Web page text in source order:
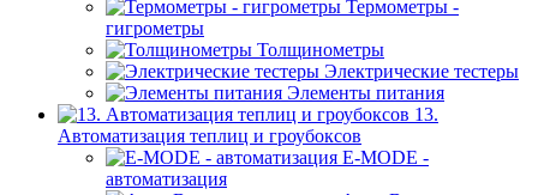
Термометры -
гигрометры
Толщинометры
Электрические тестеры
Элементы питания
13.
Автоматизация теплиц и гроубоксов
E-MODE -
автоматизация